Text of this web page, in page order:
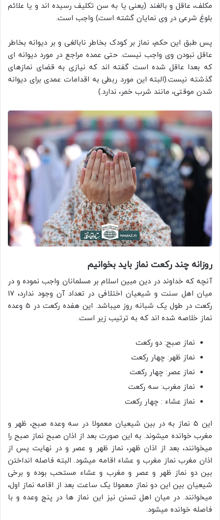
مکلف، عاقل و بالغند (یعنی یا به سن تکلیف رسیده اند و یا علائم
بلوغ شرعی در وی نمایان گشته است) واجب است.
پس طبق این حکم، نماز بر کودک بخاطر نابالغی و بر دیوانه بخاطر
عاقل نبودن وی واجب نیست. حتی عمده مراجع در مورد دیوانه ای
که بعدا عاقل شده است گفته اند که نیازی به قضای نمازهای
گذشته نیست.(البته این مورد ربطی به اقدامات عمدی برای دیوانه
شدن موقتی، مانند شرب خمر، ندارد.)
روزانه چند رکعت نماز باید بخوانیم
آنچه که خداوند در دین مبین اسلام بر مسلمانان واجب نموده و در
میان اهل سنت و شیعیان اختلافی در تعداد آن وجود ندارد، 17
رکعت در طول یک شبانه روز میباشد. این هفده رکعت در 5 وعده
نماز خلاصه شده اند که به ترتیب زیر است.
نماز صبح: دو رکعت
نماز ظهر: چهار رکعت
نماز عصر: چهار رکعت
نماز مغرب: سه رکعت
نماز عشاء : چهار رکعت
این 5 نماز به در بین شیعیان معمولا در سه وعده صبح، ظهر و
مغرب خوانده میشوند. به این صورت بعد از اذان صبح نماز صبح را
میخوانند، بعد از اذان ظهر، نماز ظهر و عصر و در نهایت پس از
اذان مغرب نماز مغرب و عشاء اقامه میشود. البته فاصله انداختن
بین دو نماز ظهر و عصر و مغرب و عشاء مستحب بوده و برخی
شیعیان بین این دو نماز معمولا یک ساعت بعد از اقامه نماز اول،
میخوانند. در میان اهل تسنن نیز این نماز ها در پنج وعده و با
فاصله خوانده میشود.